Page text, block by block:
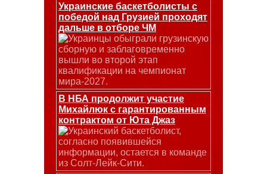
Украинские баскетболисты с
победой над Грузией проходят
дальше в отборе ЧМ
Украинцы обыграли грузинскую
сборную и заблаговременно
вышли во второй этап
квалификации на чемпионат
мира-2027.
В НБА продолжит участие
Михайлюк с гарантированным
контрактом от Юта Джаз
Украинский баскетболист,
согласно появившейся
информации, остается в команде
из Солт-Лейк-Сити.